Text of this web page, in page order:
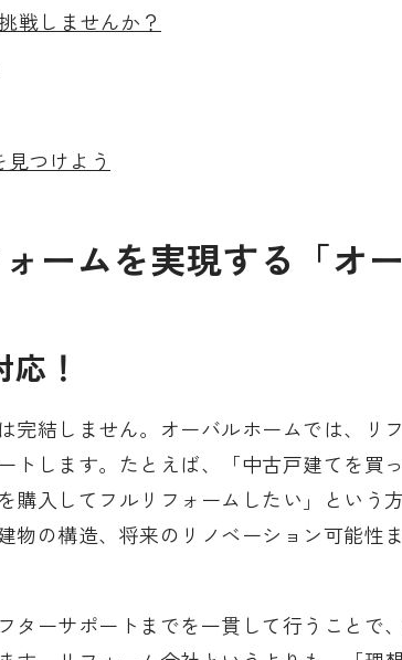
戦しませんか？
つけよう
ームを実現する「オー
！
完結しません。オーバルホームでは、リ
トします。たとえば、「中古戸建てを買
購入してフルリフォームしたい」という
物の構造、将来のリノベーション可能性
ターサポートまでを一貫して行うことで